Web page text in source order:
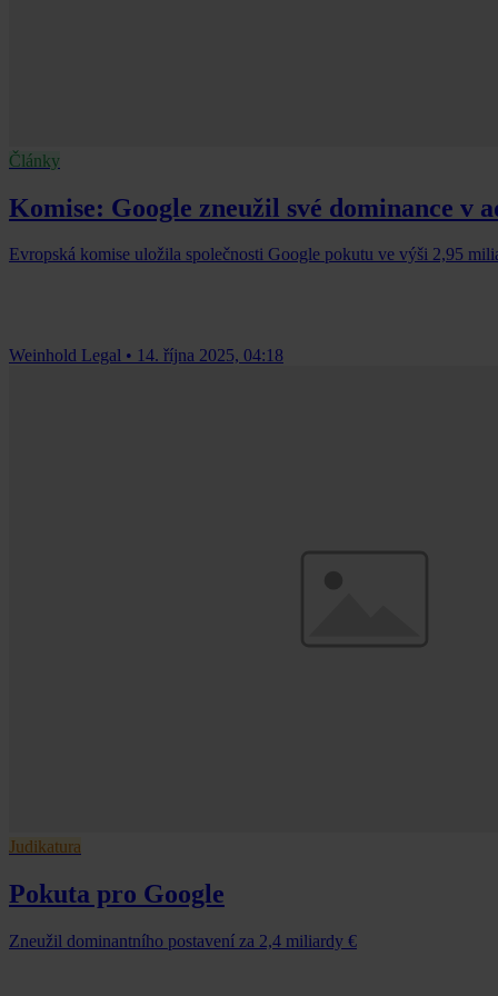
Články
Komise: Google zneužil své dominance v
Evropská komise uložila společnosti Google pokutu ve výši 2,95
Weinhold Legal • 14. října 2025, 04:18
Judikatura
Pokuta pro Google
Zneužil dominantního postavení za 2,4 miliardy €